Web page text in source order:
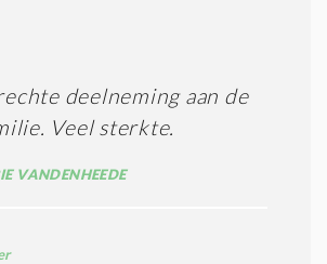
deelneming aan de
Veel sterkte.
VANDENHEEDE